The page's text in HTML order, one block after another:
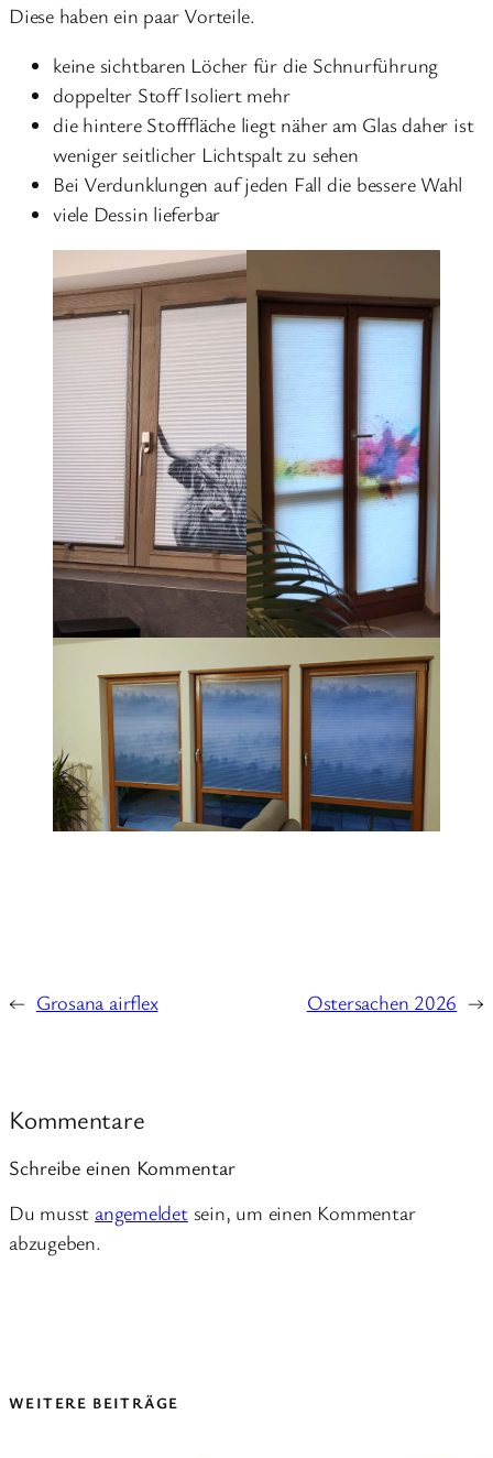
Diese haben ein paar Vorteile.
keine sichtbaren Löcher für die Schnurführung
doppelter Stoff Isoliert mehr
die hintere Stofffläche liegt näher am Glas daher ist
weniger seitlicher Lichtspalt zu sehen
Bei Verdunklungen auf jeden Fall die bessere Wahl
viele Dessin lieferbar
← Grosana airflex Ostersachen 2026 →
Kommentare
Schreibe einen Kommentar
Du musst angemeldetsein, um einen Kommentar
abzugeben.
WEITERE BEITRÄGE